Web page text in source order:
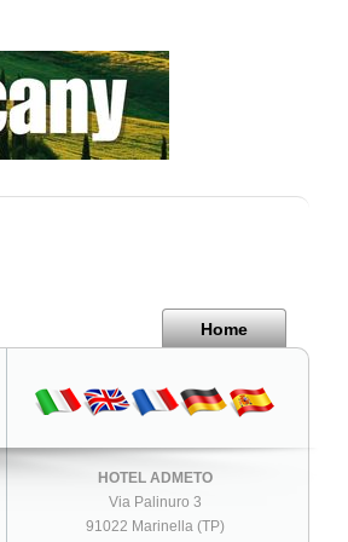
Home
HOTEL ADMETO
Via Palinuro 3
91022 Marinella (TP)